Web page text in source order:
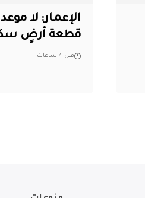
الإعمار: لا
قطعة أرضٍ
قبل 4 ساعات